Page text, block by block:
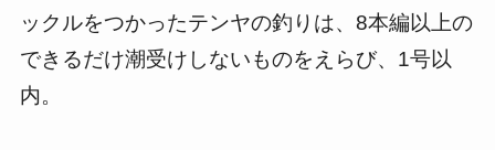
ックルをつかったテンヤの釣りは、8本編以上の
できるだけ潮受けしないものをえらび、1号以
内。